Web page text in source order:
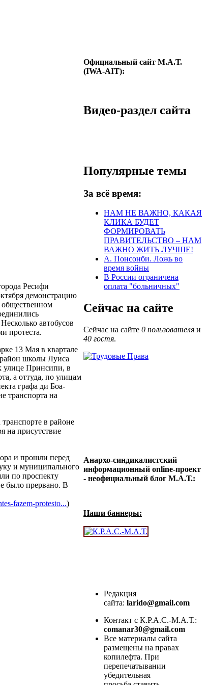
Ресифи
демонстрацию
общественном
автобусов
протеста.
13 Мая в квартале
школы Луиса
улице Принсипи, в
а оттуда, по улицам
графа ди Боа-
транспорта на
в районе
на присутствие
и прошли перед
и муниципального
по проспекту
было прервано. В
fazem-protesto...)
Официальный сайт М.А.Т.
(IWA-AIT):
Видео-раздел сайта
Популярные темы
За всё время:
НАМ НЕ ВАЖНО, КАКАЯ
КЛИКА БУДЕТ
ФОРМИРОВАТЬ
ПРАВИТЕЛЬСТВО – НАМ
ВАЖНО ЖИТЬ ЛУЧШЕ!
А. Понсонби. Ложь во
время войны
В России ограничена
оплата "больничных"
Сейчас на сайте
Сейчас на сайте 0 пользователя и
40 гостя.
Анархо-синдикалистский
информационный online-проект
- неофициальный блог М.А.Т.:
Наши баннеры:
Редакция
сайта: larido@gmail.com
Контакт с К.Р.А.С.-М.А.Т.:
comanar30@gmail.com
Все материалы сайта
размещены на правах
копилефта. При
перепечатывании
убедительная